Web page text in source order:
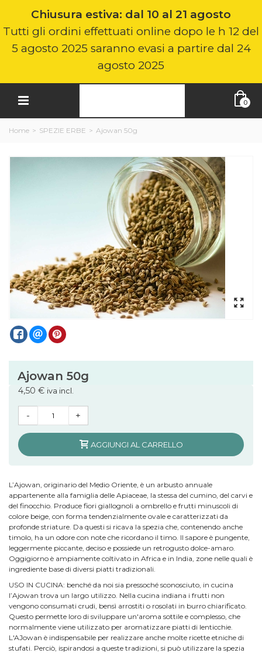
Chiusura estiva: dal 10 al 21 agosto
Tutti gli ordini effettuati online dopo le h 12 del
5 agosto 2025 saranno evasi a partire dal 24
agosto 2025
0
Home > SPEZIE ERBE > Ajowan 50g
Ajowan 50g
4,50 € iva incl.
- +
AGGIUNGI AL CARRELLO
L’Ajowan, originario del Medio Oriente, è un arbusto annuale
appartenente alla famiglia delle Apiaceae, la stessa del cumino, del carvi e
del finocchio. Produce fiori giallognoli a ombrello e frutti minuscoli di
colore beige, con forma tendenzialmente ovale e caratterizzati da
profonde striature. Da questi si ricava la spezia che, contenendo anche
timolo, ha un odore con note che ricordano il timo. Il sapore è pungente,
leggermente piccante, deciso e possiede un retrogusto dolce-amaro.
Oggigiorno è ampiamente coltivato in Africa e in India, zone nelle quali è
ingrediente base di diversi piatti tradizionali.
USO IN CUCINA: benché da noi sia pressoché sconosciuto, in cucina
l’Ajowan trova un largo utilizzo. Nella cucina indiana i frutti non
vengono consumati crudi, bensì arrostiti o rosolati in burro chiarificato.
Questo permette loro di sviluppare un'aroma sottile e complesso, che
normalmente viene utilizzato per aromatizzare piatti di lenticchie.
L'AJowan è indispensabile per realizzare anche molte ricette etniche di
stufati. Perciò, ispirandosi a queste tradizioni, si può utilizzare la spezia